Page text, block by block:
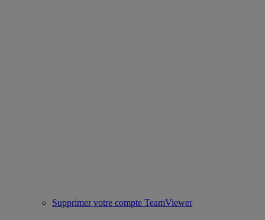
Supprimer votre compte TeamViewer